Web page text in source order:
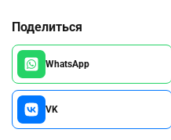
Поделиться
WhatsApp
VK